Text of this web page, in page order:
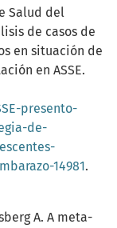
Salud del
de casos de
en situación de
en ASSE.
presento-
de-
14981.
A. A meta-